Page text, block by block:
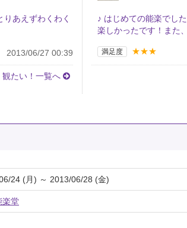
あえずわくわく
2013/06/27 00:39
観たい！一覧へ
♪ はじめての能楽でし
楽しかったです！また
満足度 ★★★
24 (月) ～ 2013/06/28 (金)
楽堂